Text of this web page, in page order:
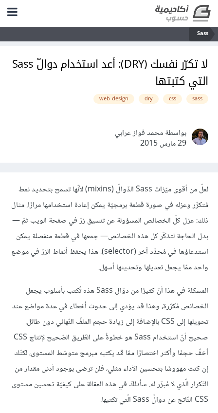
Sass
لا تكرّر نفسك (DRY): أعد استخدام دوالّ Sass
التي كتبتها
sass
css
dry
web design
بواسطة محمد فواز عرابي
29 مارس 2015
لعلّ من أقوى ميّزات Sass الدّوالّ (mixins) ﻷنّها تسمح بتحديد نمط
مُتكرِّر وعزله في صورة قطعة برمجيّة يمكن إعادة استخدامها مرارًا. مثال
ذلك: عزل كلّ الخصائص المسؤولة عن تنسيق زرّ في صفحة الويب ثمّ —
بدل الحاجة لتذكّر كل هذه الخصائص— جمعها في قطعة منفصلة يمكن
استدعاؤها في مُحدِّد آخر (selector). هذا يحفظ أنماط الزرّ في موضع
واحد ممّا يجعل تعديلها وتحديثها أسهل.
المشكلة في هذا أنّ كثيرًا من دوّال Sass هذه تُكتب بأسلوب يجعل
الخصائص مُكرّرة، وهذا قد يؤدي إلى حدوث أخطاء في عدة مواضع عند
تحويلها إلى CSS بالإضافة إلى زيادة حجم الملفّ النّهائي دون طائل.
صحيح أنّ استخدام Sass هو خطوةٌ على الطّريق الصّحيح لإنتاج CSS
أخفّ حجمًا وأكثر اختصارًا ممّا قد يكتبه مبرمج متوسّط المستوى، لكنّك
إن كنت مهووسًا بتحسين الأداء مثلي، فلن ترضى بوجود أدنى مقدار من
التّكرار الّذي لا مُبرِّر له. سأدلكّ في هذه المقالة على كيفيّة تحسين مستوى
CSS النّاتج عن دوالّ Sass الّتي تكتبها.